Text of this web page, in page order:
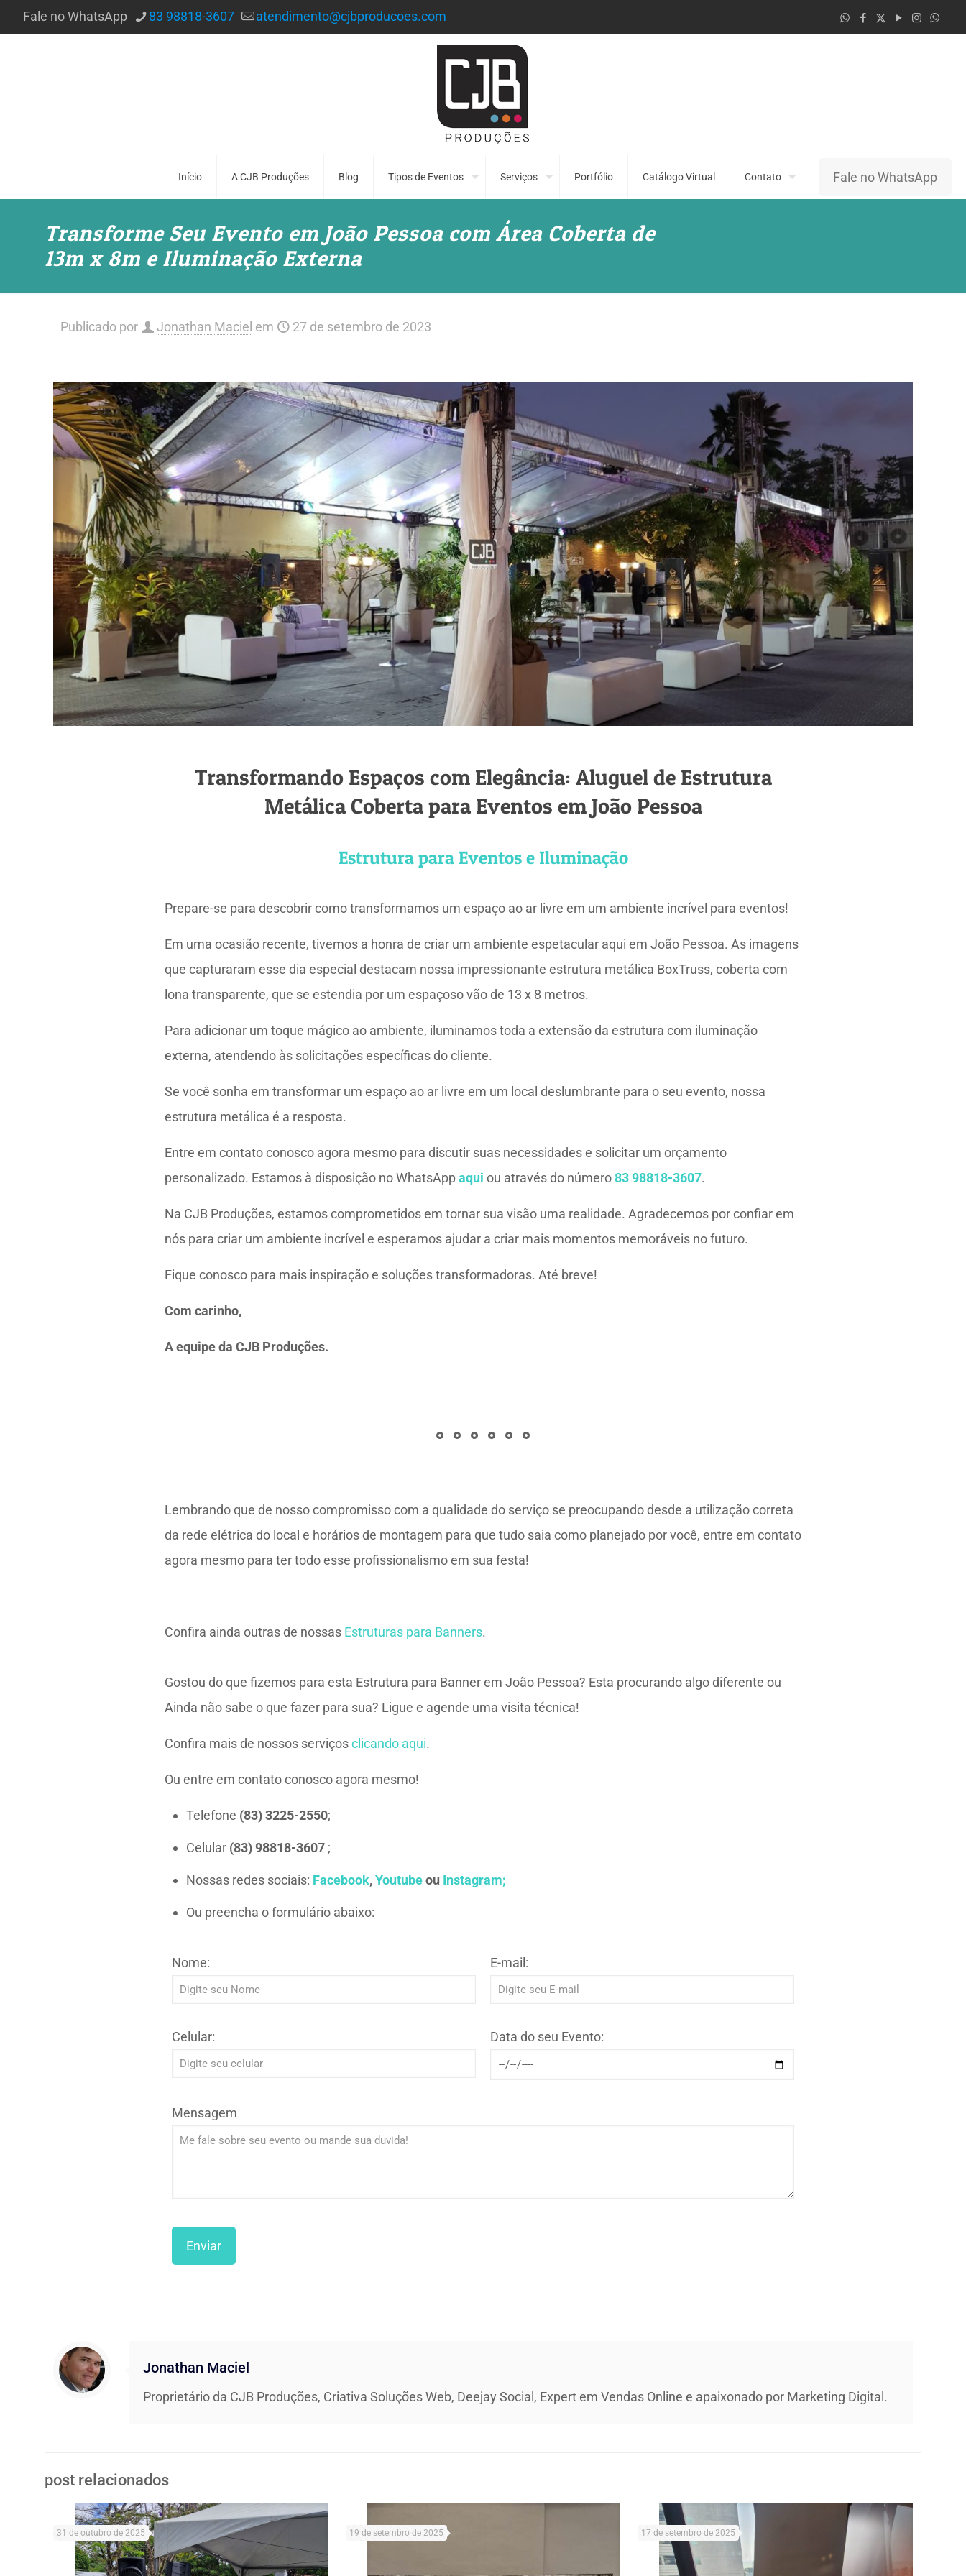
Fale no WhatsApp 83 98818-3607 atendimento@cjbproducoes.com
Início A CJB Produções Blog Tipos de Eventos Serviços Portfólio Catálogo Virtual Contato Fale no WhatsApp
Transforme Seu Evento em João Pessoa com Área Coberta de
13m x 8m e Iluminação Externa
Publicado por Jonathan Maciel em 27 de setembro de 2023
Transformando Espaços com Elegância: Aluguel de Estrutura
Metálica Coberta para Eventos em João Pessoa
Estrutura para Eventos e Iluminação
Prepare-se para descobrir como transformamos um espaço ao ar livre em um ambiente incrível para eventos!
Em uma ocasião recente, tivemos a honra de criar um ambiente espetacular aqui em João Pessoa. As imagens
que capturaram esse dia especial destacam nossa impressionante estrutura metálica BoxTruss, coberta com
lona transparente, que se estendia por um espaçoso vão de 13 x 8 metros.
Para adicionar um toque mágico ao ambiente, iluminamos toda a extensão da estrutura com iluminação
externa, atendendo às solicitações específicas do cliente.
Se você sonha em transformar um espaço ao ar livre em um local deslumbrante para o seu evento, nossa
estrutura metálica é a resposta.
Entre em contato conosco agora mesmo para discutir suas necessidades e solicitar um orçamento
personalizado. Estamos à disposição no WhatsAppaqui ou através do número83 98818-3607.
Na CJB Produções, estamos comprometidos em tornar sua visão uma realidade. Agradecemos por confiar em
nós para criar um ambiente incrível e esperamos ajudar a criar mais momentos memoráveis no futuro.
Fique conosco para mais inspiração e soluções transformadoras. Até breve!
Com carinho,
A equipe da CJB Produções.
Lembrando que de nosso compromisso com a qualidade do serviço se preocupando desde a utilização correta
da rede elétrica do local e horários de montagem para que tudo saia como planejado por você, entre em contato
agora mesmo para ter todo esse profissionalismo em sua festa!
Confira ainda outras de nossas Estruturas para Banners.
Gostou do que fizemos para esta Estrutura para Banner em João Pessoa? Esta procurando algo diferente ou
Ainda não sabe o que fazer para sua? Ligue e agende uma visita técnica!
Confira mais de nossos serviçosclicando aqui.
Ou entre em contato conosco agora mesmo!
Telefone (83) 3225-2550;
Celular (83) 98818-3607 ;
Nossas redes sociais: Facebook,Youtubeou Instagram;
Ou preencha o formulário abaixo:
Nome: E-mail:
Celular: Data do seu Evento:
Mensagem
Jonathan Maciel
Proprietário da CJB Produções, Criativa Soluções Web, Deejay Social, Expert em Vendas Online e apaixonado por Marketing Digital.
post relacionados
31 de outubro de 2025 19 de setembro de 2025 17 de setembro de 2025